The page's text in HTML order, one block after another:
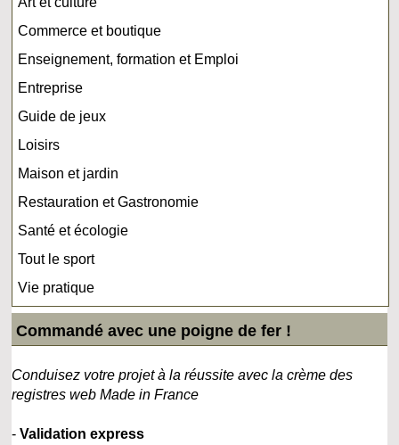
Commerce et boutique
Enseignement, formation et Emploi
Entreprise
Guide de jeux
Loisirs
Maison et jardin
Restauration et Gastronomie
Santé et écologie
Tout le sport
Vie pratique
Commandé avec une poigne de fer !
Conduisez votre projet à la réussite avec la crème des
registres web Made in France
-Validation express